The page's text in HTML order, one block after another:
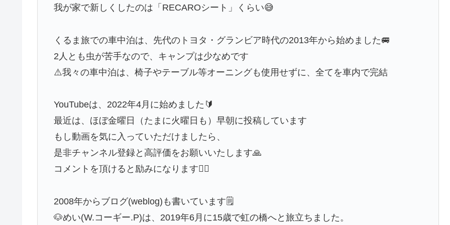
我が家で新しくしたのは「RECAROシート」くらい😅
くるま旅での車中泊は、先代のトヨタ・グランビア時代の2013年から始めました🚐
2人とも虫が苦手なので、キャンプは少なめです
⚠️我々の車中泊は、椅子やテーブル等オーニングも使用せずに、全てを車内で完結
YouTubeは、2022年4月に始めました🔰
最近は、ほぼ金曜日（たまに火曜日も）早朝に投稿しています
もし動画を気に入っていただけましたら、
是非チャンネル登録と高評価をお願いいたします🙏
コメントを頂けると励みになります🙇‍♀️
2008年からブログ(weblog)も書いています🗒
🐶めい(W.コーギー.P)は、2019年6月に15歳で虹の橋へと旅立ちました。